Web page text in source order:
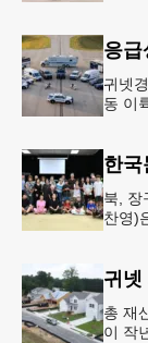
응급
귀넷
동 이
한국
북, 장
찬영)
귀
총 재
이 작